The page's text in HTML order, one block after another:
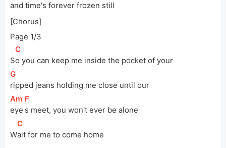
and time's forever frozen still
[Chorus]
Page 1/3
S
[
C
o you can keep me inside the pocket of your
[
G
ripped jeans holding me close until our
[
Am ]
eye
[F
s meet, you won't ever be alone
W
[
C
ait for me to come home